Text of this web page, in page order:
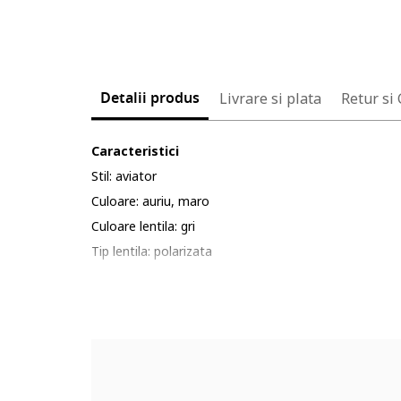
Detalii produs Livrare si plata Retur si
Caracteristici
Stil: aviator
Culoare: auriu, maro
Culoare lentila: gri
Tip lentila: polarizata